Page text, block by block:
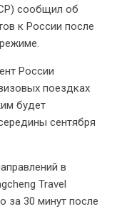
сообщил об
к России после
России
поездках
будет
сентября
в
Travel
за 30 минут после